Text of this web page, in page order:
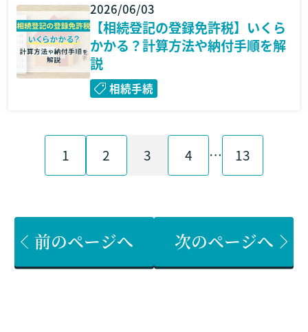
2026/06/03
【相続登記の登録免許税】いくら
かかる？計算方法や納付手順を解
説
相続手続
1 2 3 4 … 13
前のページへ 次のページへ